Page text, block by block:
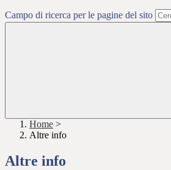
Campo di ricerca per le pagine del sito
Home >
Altre info
Altre info